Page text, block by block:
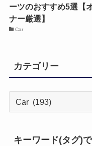
ーツのおすすめ5選【
ナー厳選】
Car
カテゴリー
キーワード(タグ)